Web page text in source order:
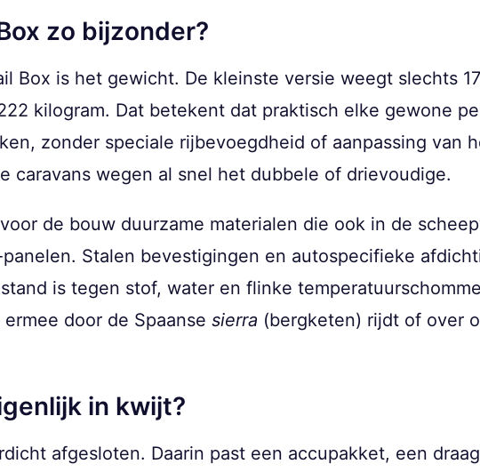
zo bijzonder?
Box is het gewicht. De kleinste versie weegt slechts
kilogram. Dat betekent dat praktisch elke gewone
zonder speciale rijbevoegdheid of aanpassing van
caravans wegen al snel het dubbele of drievoudige.
de bouw duurzame materialen die ook in de
Stalen bevestigingen en autospecifieke
is tegen stof, water en flinke
door de Spaanse sierra (bergketen) rijdt of over
in kwijt?
afgesloten. Daarin past een accupakket, een